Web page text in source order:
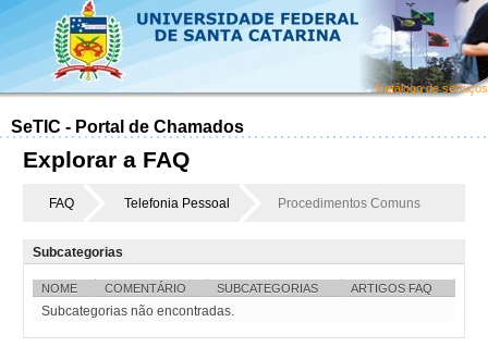
Catálogo de serviços
SeTIC - Portal de Chamados
Explorar a FAQ
FAQ Telefonia Pessoal Procedimentos Comuns
Subcategorias
NOME COMENTÁRIO SUBCATEGORIAS ARTIGOS FAQ
Subcategorias não encontradas.